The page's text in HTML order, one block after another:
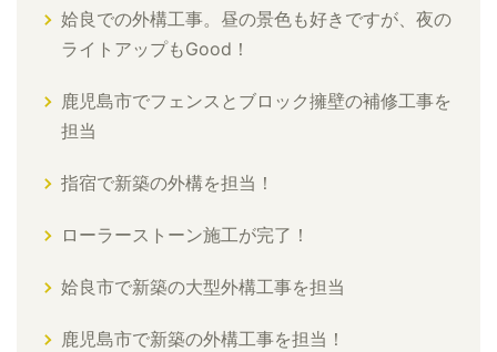
姶良での外構工事。昼の景色も好きですが、夜の
ライトアップもGood！
鹿児島市でフェンスとブロック擁壁の補修工事を
担当
指宿で新築の外構を担当！
ローラーストーン施工が完了！
姶良市で新築の大型外構工事を担当
鹿児島市で新築の外構工事を担当！